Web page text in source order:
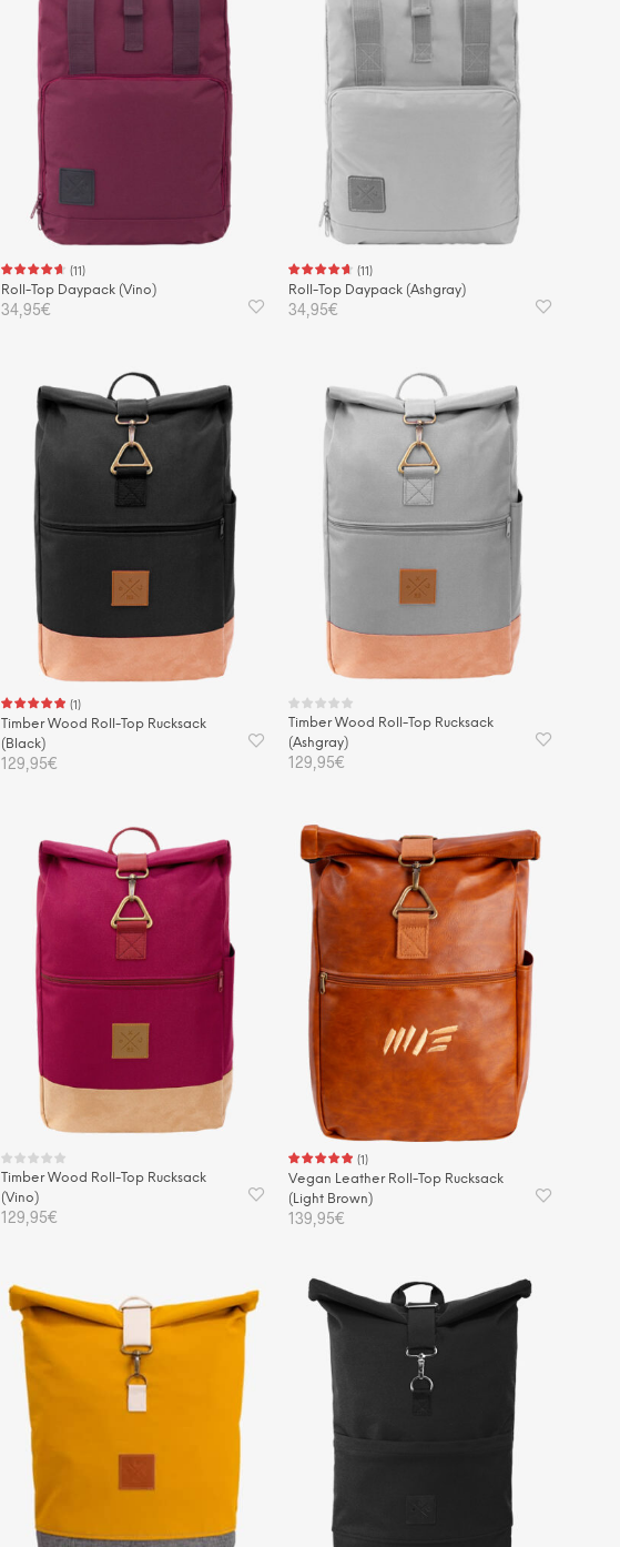
(11)
Roll-Top Daypack (Vino)
34,95€
(11)
Roll-Top Daypack (Ashgray)
34,95€
(1 )
Timber Wood Roll-Top Rucksack
(Black)
129,95€
Timber Wood Roll-Top Rucksack
(Ashgray)
129,95€
Timber Wood Roll-Top Rucksack
(Vino)
129,95€
(1)
Vegan Leather Roll-Top Rucksack
(Light Brown)
139,95€